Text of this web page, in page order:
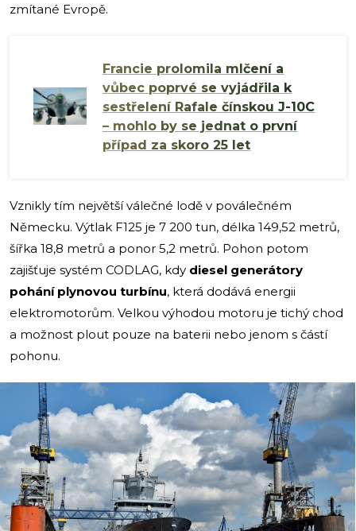
zmítané Evropě.
Francie prolomila mlčení a
vůbec poprvé se vyjádřila k
sestřelení Rafale čínskou J-10C
– mohlo by se jednat o první
případ za skoro 25 let
Vznikly tím největší válečné lodě v poválečném
Německu. Výtlak F125 je 7 200 tun, délka 149,52 metrů,
šířka 18,8 metrů a ponor 5,2 metrů. Pohon potom
zajišťuje systém CODLAG, kdy diesel generátory
pohání plynovou turbínu, která dodává energii
elektromotorům. Velkou výhodou motoru je tichý chod
a možnost plout pouze na baterii nebo jenom s částí
pohonu.